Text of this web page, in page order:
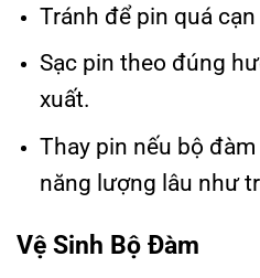
Tránh để pin quá
Sạc pin theo đúng
xuất.
Thay pin nếu bộ
năng lượng lâu như
Vệ Sinh Bộ Đàm